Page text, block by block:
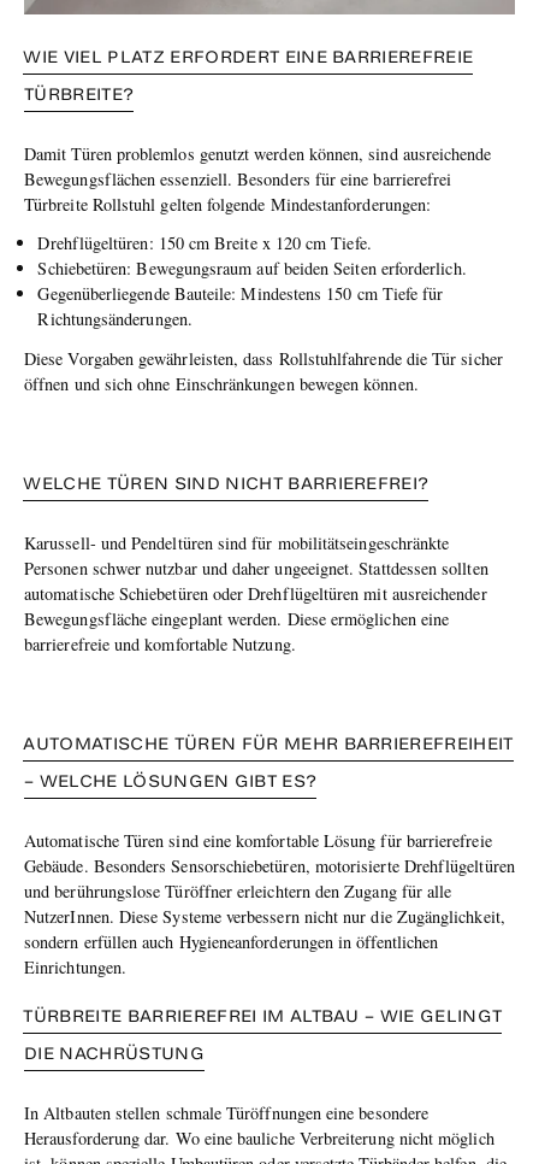
WIE VIEL PLATZ ERFORDERT EINE BARRIEREFREIE
TÜRBREITE?
Damit Türen problemlos genutzt werden können, sind ausreichende
Bewegungsflächen essenziell. Besonders für eine barrierefrei
Türbreite Rollstuhl gelten folgende Mindestanforderungen:
Drehflügeltüren: 150 cm Breite x 120 cm Tiefe.
Schiebetüren: Bewegungsraum auf beiden Seiten erforderlich.
Gegenüberliegende Bauteile: Mindestens 150 cm Tiefe für
Richtungsänderungen.
Diese Vorgaben gewährleisten, dass Rollstuhlfahrende die Tür sicher
öffnen und sich ohne Einschränkungen bewegen können.
WELCHE TÜREN SIND NICHT BARRIEREFREI?
Karussell- und Pendeltüren sind für mobilitätseingeschränkte
Personen schwer nutzbar und daher ungeeignet. Stattdessen sollten
automatische Schiebetüren oder Drehflügeltüren mit ausreichender
Bewegungsfläche eingeplant werden. Diese ermöglichen eine
barrierefreie und komfortable Nutzung.
AUTOMATISCHE TÜREN FÜR MEHR BARRIEREFREIHEIT
– WELCHE LÖSUNGEN GIBT ES?
Automatische Türen sind eine komfortable Lösung für barrierefreie
Gebäude. Besonders Sensorschiebetüren, motorisierte Drehflügeltüren
und berührungslose Türöffner erleichtern den Zugang für alle
NutzerInnen. Diese Systeme verbessern nicht nur die Zugänglichkeit,
sondern erfüllen auch Hygieneanforderungen in öffentlichen
Einrichtungen.
TÜRBREITE BARRIEREFREI IM ALTBAU – WIE GELINGT
DIE NACHRÜSTUNG
In Altbauten stellen schmale Türöffnungen eine besondere
Herausforderung dar. Wo eine bauliche Verbreiterung nicht möglich